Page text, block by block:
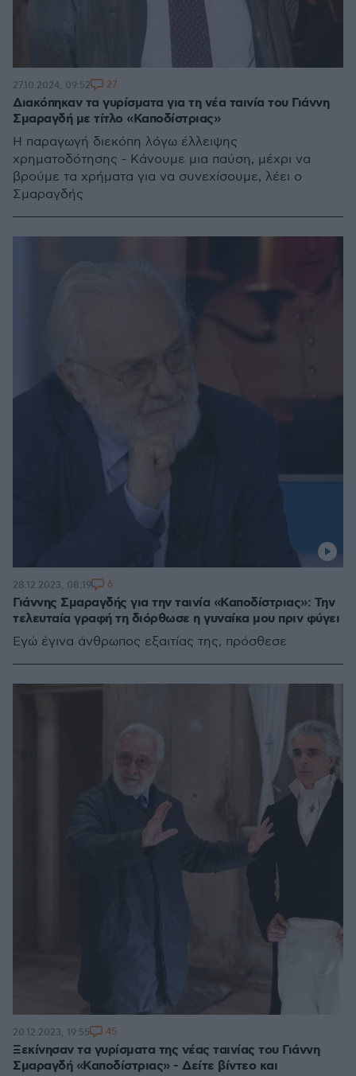
Διακόπηκαν τα γυρίσματα για τη νέα ταινία του Γιάννη
Σμαραγδή με τίτλο «Καποδίστριας»
Η παραγωγή διεκόπη λόγω έλλειψης
χρηματοδότησης - Κάνουμε μια παύση, μέχρι να
βρούμε τα χρήματα για να συνεχίσουμε, λέει ο
Σμαραγδής
27.10.2024, 09:52 27
Γιάννης Σμαραγδής για την ταινία «Καποδίστριας»: Την
τελευταία γραφή τη διόρθωσε η γυναίκα μου πριν φύγει
Εγώ έγινα άνθρωπος εξαιτίας της, πρόσθεσε
28.12.2023, 08:19 6
Ξεκίνησαν τα γυρίσματα της νέας ταινίας του Γιάννη
Σμαραγδή «Καποδίστριας» - Δείτε βίντεο και
20.12.2023, 19:55 45